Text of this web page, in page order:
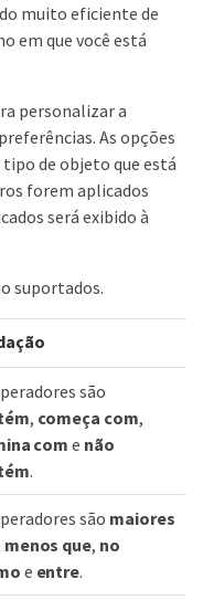
muito eficiente de
em que você está
personalizar a
As opções
de objeto que está
forem aplicados
será exibido à
suportados.
são
, começa com,
come não
.
são maiores
menos que, no
e entre.